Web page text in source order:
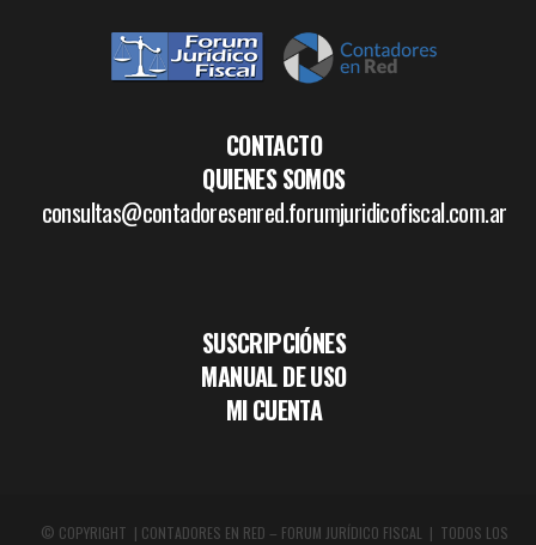
CONTACTO
QUIENES SOMOS
consultas@contadoresenred.forumjuridicofiscal.com.ar
SUSCRIPCIÓNES
MANUAL DE USO
MI CUENTA
© COPYRIGHT | CONTADORES EN RED – FORUM JURÍDICO FISCAL | TODOS LOS